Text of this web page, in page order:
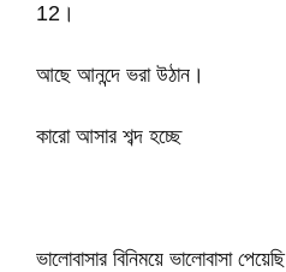
12।
আছে আনন্দে ভরা উঠান।
কারো আসার শব্দ হচ্ছে
ভালোবাসার বিনিময়ে ভালোবাসা পেয়েছি